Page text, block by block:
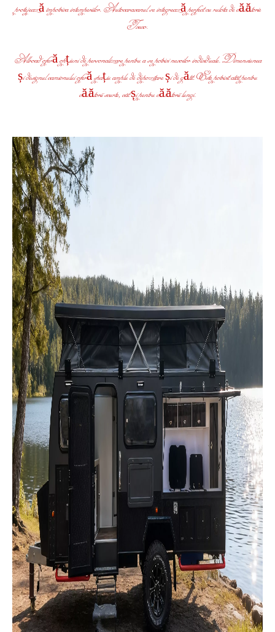
protejează împotriva intemperiilor. Autocaravanul se integrează perfect cu rulota de călătorie
Iveco.
Allroad oferă opțiuni de personalizare pentru a se potrivi nevoilor individuale. Dimensiunea
și designul camionului oferă spațiu amplu de depozitare și de gătit. Este potrivit atât pentru
călătorii scurte, cât și pentru călătorii lungi.